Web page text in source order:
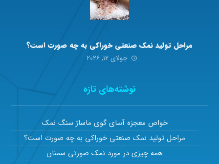
مراحل تولید نمک صنعتی خوراکی به چه صورت است؟
جولای ۱۲, ۲۰۲۶
نوشته‌های تازه
خواص معجزه آسای گوی ماساژ سنگ نمک
مراحل تولید نمک صنعتی خوراکی به چه صورت است؟
همه چیزی در مورد نمک صورتی سمنان